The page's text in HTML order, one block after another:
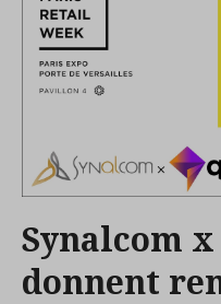
Synalcom
donnent